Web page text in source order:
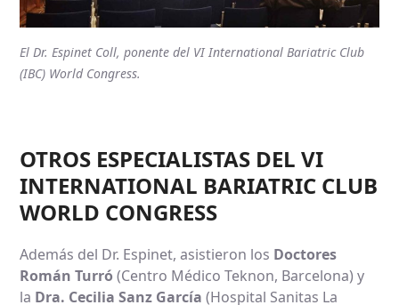
El Dr. Espinet Coll, ponente del VI International Bariatric Club
(IBC) World Congress.
OTROS ESPECIALISTAS DEL VI
INTERNATIONAL BARIATRIC CLUB
WORLD CONGRESS
Además del Dr. Espinet, asistieron los Doctores
Román Turró (Centro Médico Teknon, Barcelona) y
la Dra. Cecilia Sanz García (Hospital Sanitas La